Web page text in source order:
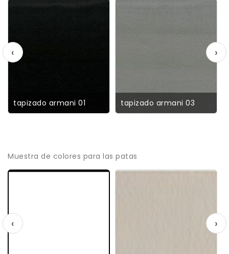
tapizado armani 01 tapizado armani 03
‹ ›
Muestra de colores para las patas
‹ ›